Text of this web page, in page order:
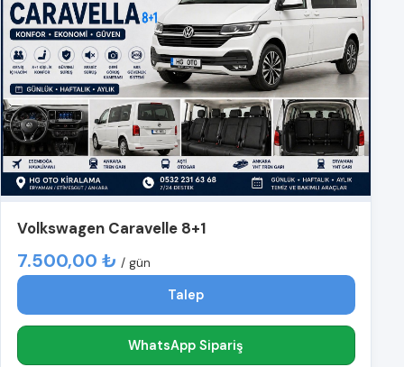
Volkswagen Caravelle 8+1
7.500,00 ₺ / gün
Talep
WhatsApp Sipariş